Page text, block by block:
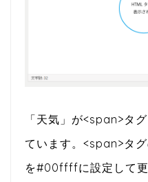
「天気」が<span>タ
ています。<span>タ
を#00ffffに設定して